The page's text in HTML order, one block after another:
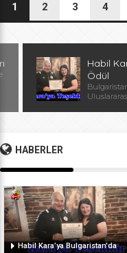
1 2 3 4
Habil
Ödül
HABERLER
Habil Kara’ya Bulgaristan’da